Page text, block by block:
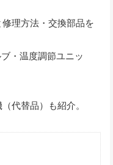
理方法・交換部品を
・温度調節ユニッ
代替品）も紹介。